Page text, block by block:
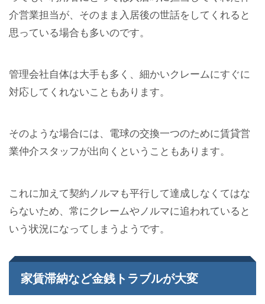
介営業担当が、そのまま入居後の世話をしてくれると
思っている場合も多いのです。
管理会社自体は大手も多く、細かいクレームにすぐに
対応してくれないこともあります。
そのような場合には、電球の交換一つのために賃貸営
業仲介スタッフが出向くということもあります。
これに加えて契約ノルマも平行して達成しなくてはな
らないため、常にクレームやノルマに追われていると
いう状況になってしまうようです。
家賃滞納など金銭トラブルが大変